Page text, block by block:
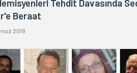
Tehdit Davasında
Beraat
2018